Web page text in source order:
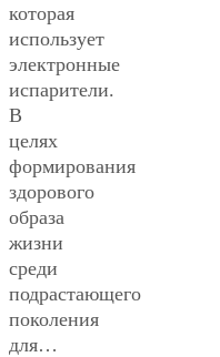
которая
использует
электронные
испарители.
В
целях
формирования
здорового
образа
жизни
среди
подрастающего
поколения
для…